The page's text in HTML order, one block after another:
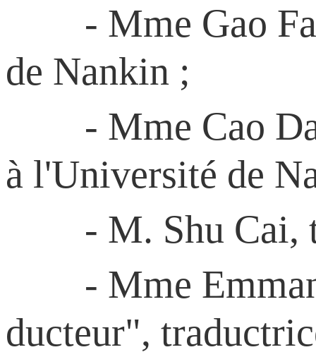
- Mme Gao
de Nankin ;
- Mme Cao
à l'Université de
- M. Shu Cai,
- Mme
ducteur",